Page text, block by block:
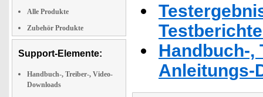
Alle Produkte
Zubehör Produkte
Support-Elemente:
Handbuch-, Treiber-, Video-
Downloads
Handbuch-,
Anleitungs-